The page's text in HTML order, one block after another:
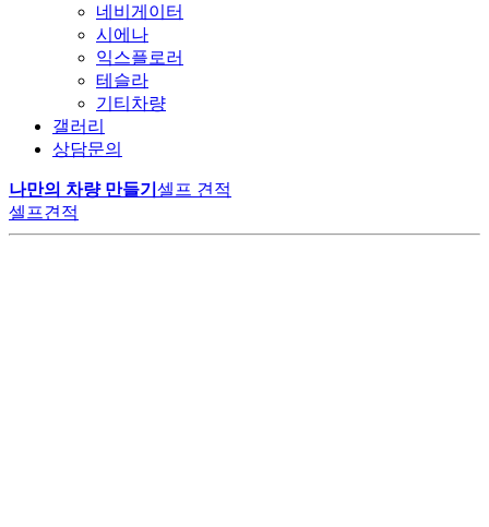
네비게이터
시에나
익스플로러
테슬라
기티차량
갤러리
상담문의
나만의 차량 만들기 셀프 견적
셀프견적